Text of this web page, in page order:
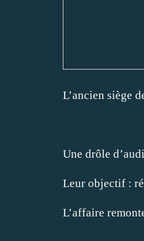
L’ancien siège
Une drôle
Leur objectif :
L’affaire